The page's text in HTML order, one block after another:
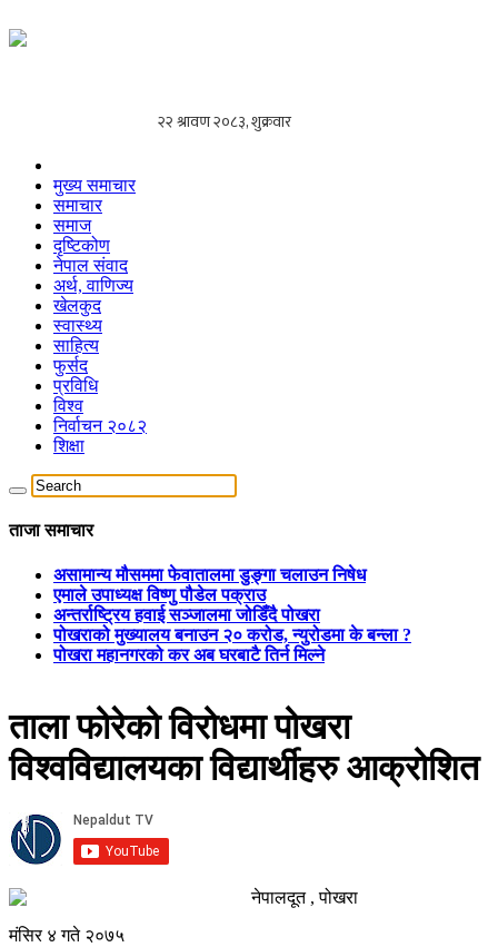
मुख्य समाचार
समाचार
समाज
दृष्टिकोण
नेपाल संवाद
अर्थ, वाणिज्य
खेलकुद
स्वास्थ्य
साहित्य
फुर्सद
प्रविधि
विश्व
निर्वाचन २०८२
शिक्षा
ताजा समाचार
असामान्य मौसममा फेवातालमा डुङ्गा चलाउन निषेध
एमाले उपाध्यक्ष विष्णु पौडेल पक्राउ
अन्तर्राष्ट्रिय हवाई सञ्जालमा जोडिँदै पोखरा
पोखराको मुख्यालय बनाउन २० करोड, न्युरोडमा के बन्ला ?
पोखरा महानगरको कर अब घरबाटै तिर्न मिल्ने
ताला फोरेको विरोधमा पोखरा
विश्वविद्यालयका विद्यार्थीहरु आक्रोशित
नेपालदूत , पोखरा
मंसिर ४ गते २०७५